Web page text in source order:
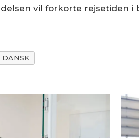
vil forkorte rejsetiden
DANSK